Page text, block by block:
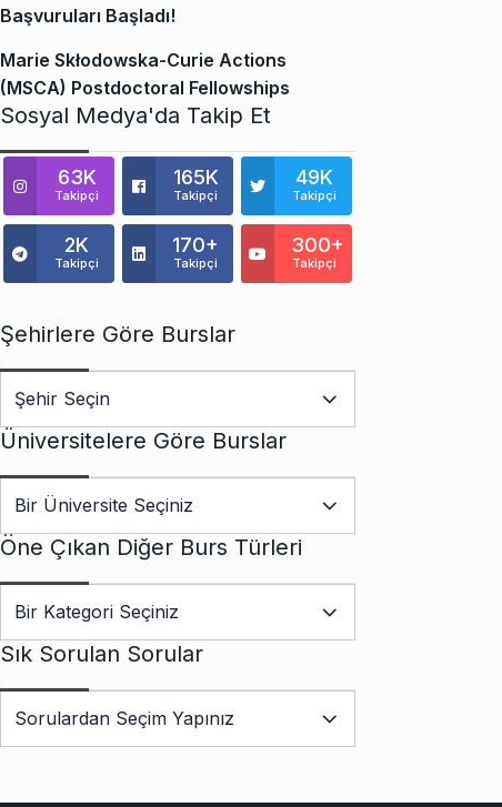
Başvuruları Başladı!
Marie Skłodowska-Curie Actions
(MSCA) Postdoctoral Fellowships
Sosyal Medya'da Takip Et
63K
Takipçi
165K
Takipçi
49K
Takipçi
2K
Takipçi
170+
Takipçi
300+
Takipçi
Şehirlere Göre Burslar
Üniversitelere Göre Burslar
Öne Çıkan Diğer Burs Türleri
Sık Sorulan Sorular